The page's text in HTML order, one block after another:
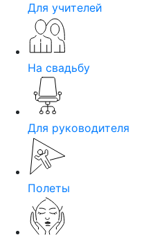
Для учителей
На свадьбу
Для руководителя
Полеты